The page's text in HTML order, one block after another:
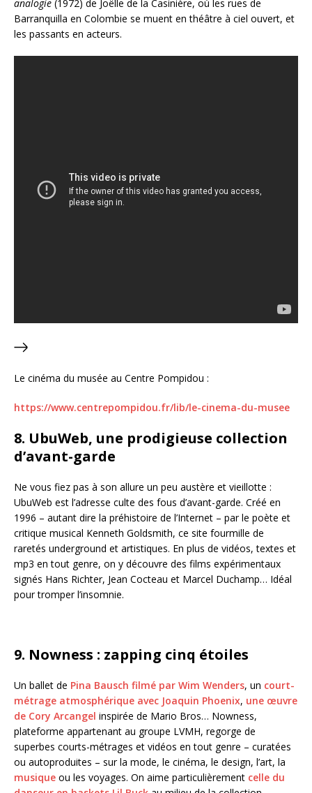
analogie (1972) de Joëlle de la Casinière, où les rues de
Barranquilla en Colombie se muent en théâtre à ciel ouvert, et
les passants en acteurs.
Le cinéma du musée au Centre Pompidou :
https://www.centrepompidou.fr/lib/le-cinema-du-musee
8. UbuWeb, une prodigieuse collection
d’avant-garde
Ne vous fiez pas à son allure un peu austère et vieillotte :
UbuWeb est l’adresse culte des fous d’avant-garde. Créé en
1996 – autant dire la préhistoire de l’Internet – par le poète et
critique musical Kenneth Goldsmith, ce site fourmille de
raretés underground et artistiques. En plus de vidéos, textes et
mp3 en tout genre, on y découvre des films expérimentaux
signés Hans Richter, Jean Cocteau et Marcel Duchamp… Idéal
pour tromper l’insomnie.
9. Nowness : zapping cinq étoiles
Un ballet de Pina Bausch filmé par Wim Wenders, un court-
métrage atmosphérique avec Joaquin Phoenix, une œuvre
de Cory Arcangel inspirée de Mario Bros… Nowness,
plateforme appartenant au groupe LVMH, regorge de
superbes courts-métrages et vidéos en tout genre – curatées
ou autoproduites – sur la mode, le cinéma, le design, l’art, la
musique ou les voyages. On aime particulièrement celle du